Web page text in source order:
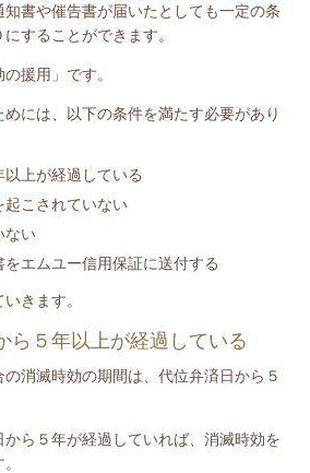
知書や催告書が届いたとして も一定の条
することができます。
援用」です。
には、以下の条件を満たす必要があり
上が経過している
起こされていない
ない
エムユー信用保証に送付する
きます。
ら５年以上が経過している
消滅時効の期間は、代位弁済日から５
から５年が経過していれば、消滅時効を